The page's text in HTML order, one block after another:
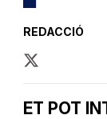
REDACCIÓ
ET POT